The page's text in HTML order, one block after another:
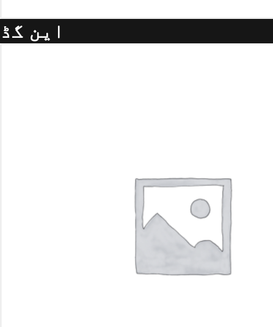
این گڈ